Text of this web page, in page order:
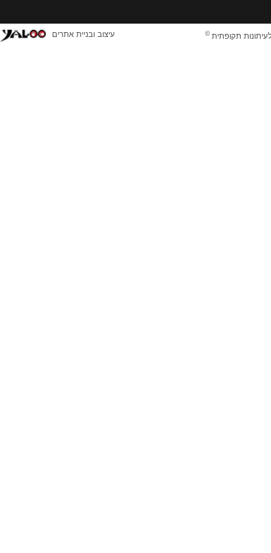
תקופתית © עיצוב ובניית אתרים